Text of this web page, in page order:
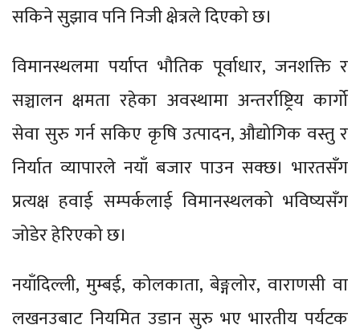
सकिने सुझाव पनि निजी क्षेत्रले दिएको छ।
विमानस्थलमा पर्याप्त भौतिक पूर्वाधार, जनशक्ति र
सञ्चालन क्षमता रहेका अवस्थामा अन्तर्राष्ट्रिय कार्गो
सेवा सुरु गर्न सकिए कृषि उत्पादन, औद्योगिक वस्तु र
निर्यात व्यापारले नयाँ बजार पाउन सक्छ। भारतसँग
प्रत्यक्ष हवाई सम्पर्कलाई विमानस्थलको भविष्यसँग
जोडेर हेरिएको छ।
नयाँदिल्ली, मुम्बई, कोलकाता, बेङ्गलोर, वाराणसी वा
लखनउबाट नियमित उडान सुरु भए भारतीय पर्यटक